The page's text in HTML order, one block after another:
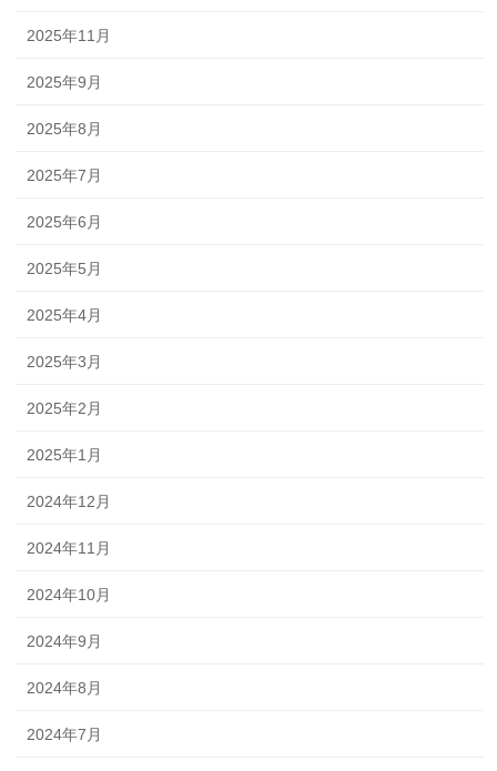
2025年11月
2025年9月
2025年8月
2025年7月
2025年6月
2025年5月
2025年4月
2025年3月
2025年2月
2025年1月
2024年12月
2024年11月
2024年10月
2024年9月
2024年8月
2024年7月